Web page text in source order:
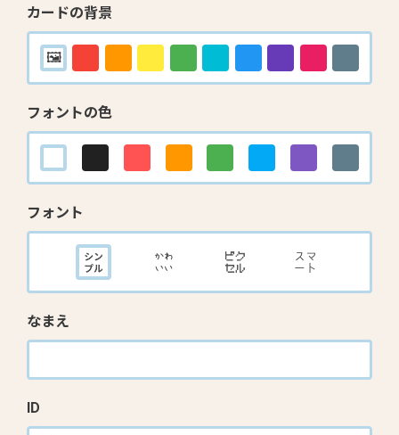
カードの背景
フォントの色
フォント
なまえ
ID